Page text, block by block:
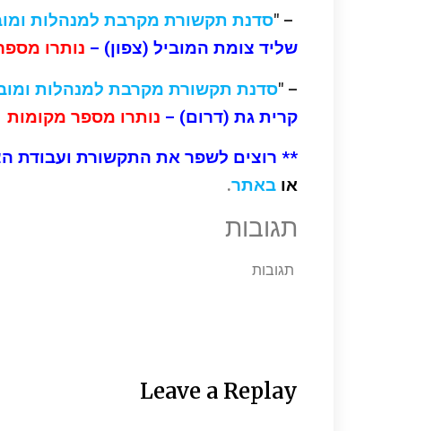
– "סדנת תקשורת מקרבת למנהלות
שליד צומת המוביל (צפון) – נותרו
– "סדנת תקשורת מקרבת למנהלות
קרית גת (דרום) – נותרו מספר מקומות
** רוצים לשפר את התקשורת ועבודת
או באתר.
תגובות
תגובות
Leave a Replay